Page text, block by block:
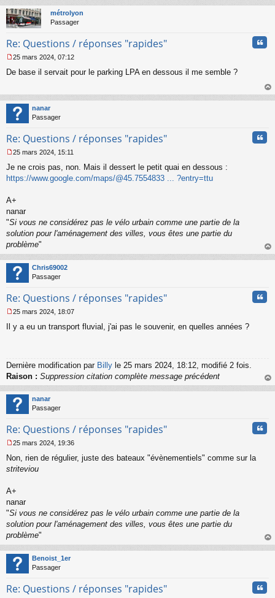
métrolyon
Passager
Re: Questions / réponses "rapides"
e
a
g
e
o
l
u
25 mars 2024, 07:12
De base il servait pour le parking LPA en dessous il me semble ?
au
nanar
Passager
Re: Questions / réponses "rapides"
e
s
g
e
n
o
n
u
25 mars 2024, 15:11
Je ne crois pas, non. Mais il dessert le petit quai en dessous :
https://www.google.com/maps/@45.7554833 ... ?entry=ttu
A+
nanar
"Si vous ne considérez pas le vélo urbain comme une partie de la
solution pour l'aménagement des villes, vous êtes une partie du
problème"
au
Chris69002
Passager
Re: Questions / réponses "rapides"
e
g
e
o
n
25 mars 2024, 18:07
Il y a eu un transport fluvial, j'ai pas le souvenir, en quelles années ?
Dernière modification par Billy le 25 mars 2024, 18:12, modifié 2 fois.
Raison : Suppression citation complète message précédent
au
nanar
Passager
Re: Questions / réponses "rapides"
e
s
g
e
n
o
n
u
25 mars 2024, 19:36
Non, rien de régulier, juste des bateaux "évènementiels" comme sur la
striteviou
A+
nanar
"Si vous ne considérez pas le vélo urbain comme une partie de la
solution pour l'aménagement des villes, vous êtes une partie du
problème"
au
Benoist_1er
Passager
Re: Questions / réponses "rapides"